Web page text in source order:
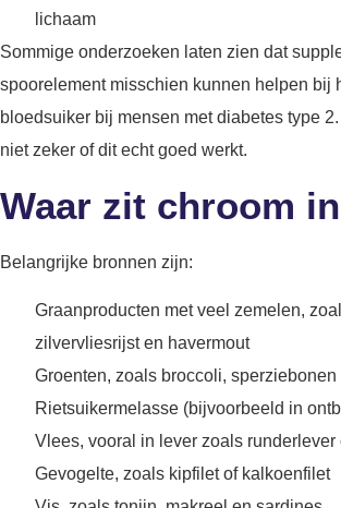
lichaam
Sommige onderzoeken laten zien dat
spoorelement misschien kunnen helpen bij
bloedsuiker bij mensen met diabetes type
niet zeker of dit echt goed werkt.
Waar zit chroom
Belangrijke bronnen zijn:
Graanproducten met veel zemelen,
zilvervliesrijst en havermout
Groenten, zoals broccoli, sperziebonen
Rietsuikermelasse (bijvoorbeeld in
Vlees, vooral in lever zoals runderlever
Gevogelte, zoals kipfilet of kalkoenfilet